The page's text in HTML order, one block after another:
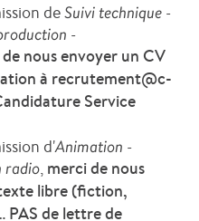
deSuivi technique -
-
nous envoyer un CV
à recrutement@c-
Service
d'Animation -
radio, merci de nous
libre (fiction,
de lettre de